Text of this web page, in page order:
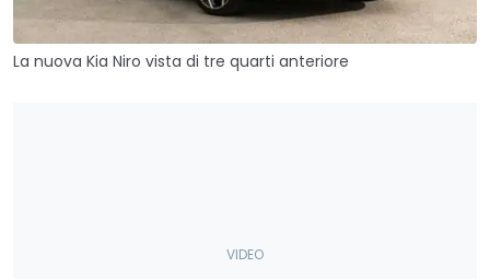
La nuova Kia Niro vista di tre quarti anteriore